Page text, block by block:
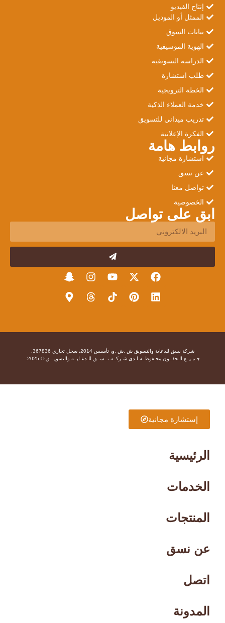
إنتاج الفيديو
الممثل أو الموديل
بيانات السوق
الهوية الموسيقية
الدراسة التسويقية
طلب استشارة
الخطة الترويجية
خدمة العملاء الذكية
تدريب ميداني للتسويق
الفكرة الإعلانية
روابط هامة
استشارة مجانية
عن نسق
تواصل معنا
الخصوصية
ابق على تواصل
شركة نسق للدعاية والتسويق ش .ش .و، تأسيس 2014، سجل تجاري 367836.
جـمـيــع الـحقــوق محـفوظــة لـدى شـركــة نــســق للـدعـايــة والتسويـــق © 2025.
إستشارة مجانية
الرئيسية
الخدمات
المنتجات
عن نسق
اتصل
المدونة